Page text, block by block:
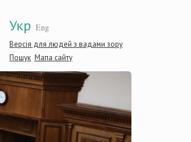
Укр Eng
Версія для людей з вадами зору
Пошук Мапа сайту